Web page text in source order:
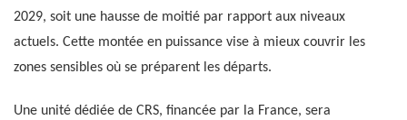
2029, soit une hausse de moitié par rapport aux niveaux
actuels. Cette montée en puissance vise à mieux couvrir les
zones sensibles où se préparent les départs.
Une unité dédiée de CRS, financée par la France, sera